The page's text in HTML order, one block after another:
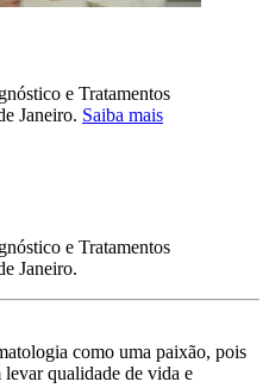
e Tratamentos
Janeiro. Saiba mais
e Tratamentos
Janeiro.
como uma paixão, pois
levar qualidade de vida e